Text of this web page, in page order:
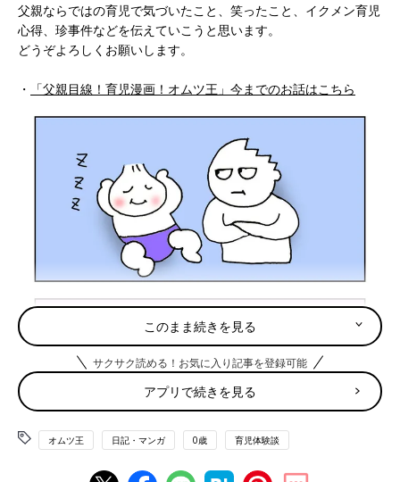
父親ならではの育児で気づいたこと、笑ったこと、イクメン育児
心得、珍事件などを伝えていこうと思います。
どうぞよろしくお願いします。
・ 「父親目線！育児漫画！オムツ王」今までのお話はこちら
このまま続きを見る
サクサク読める！お気に入り記事を登録可能
アプリで続きを見る
オムツ王 日記・マンガ 0歳 育児体験談